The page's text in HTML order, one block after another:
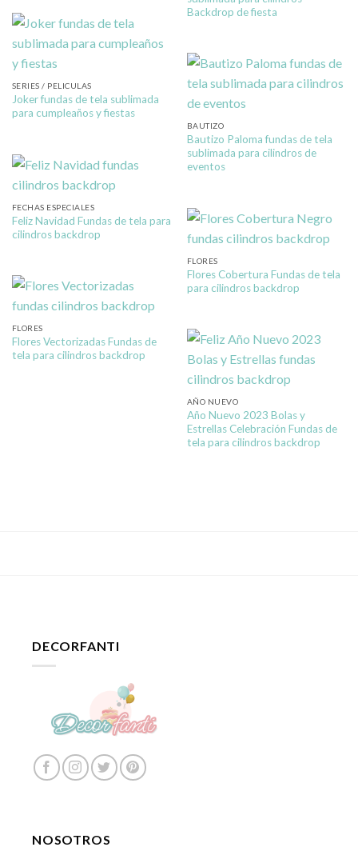
Backdrop de fiesta
SERIES / PELICULAS
Joker fundas de tela sublimada
para cumpleaños y fiestas
BAUTIZO
Bautizo Paloma fundas de tela
sublimada para cilindros de
eventos
FECHAS ESPECIALES
Feliz Navidad Fundas de tela para
cilindros backdrop
FLORES
Flores Cobertura Fundas de tela
para cilindros backdrop
FLORES
Flores Vectorizadas Fundas de
tela para cilindros backdrop
AÑO NUEVO
Año Nuevo 2023 Bolas y
Estrellas Celebración Fundas de
tela para cilindros backdrop
DECORFANTI
NOSOTROS